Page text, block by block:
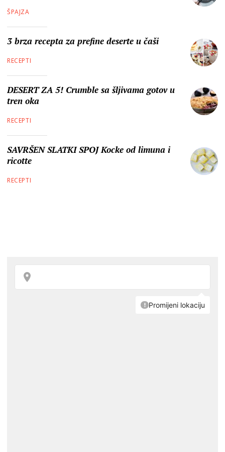
ŠPAJZA
3 brza recepta za prefine deserte u čaši
RECEPTI
DESERT ZA 5! Crumble sa šljivama gotov u
tren oka
RECEPTI
SAVRŠEN SLATKI SPOJ Kocke od limuna i
ricotte
RECEPTI